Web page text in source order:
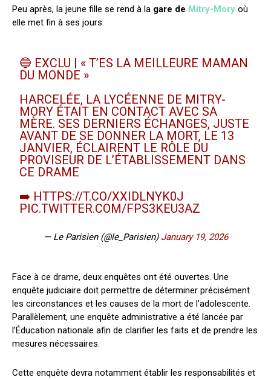
Peu après, la jeune fille se rend à la gare de Mitry-Mory où
elle met fin à ses jours.
🔵 EXCLU | « T’ES LA MEILLEURE MAMAN
DU MONDE »
HARCELÉE, LA LYCÉENNE DE MITRY-
MORY ÉTAIT EN CONTACT AVEC SA
MÈRE. SES DERNIERS ÉCHANGES, JUSTE
AVANT DE SE DONNER LA MORT, LE 13
JANVIER, ÉCLAIRENT LE RÔLE DU
PROVISEUR DE L’ÉTABLISSEMENT DANS
CE DRAME
➡️ HTTPS://T.CO/XXIDLNYK0J
PIC.TWITTER.COM/FPS3KEU3AZ
— Le Parisien (@le_Parisien) January 19, 2026
Face à ce drame, deux enquêtes ont été ouvertes. Une
enquête judiciaire doit permettre de déterminer précisément
les circonstances et les causes de la mort de l’adolescente.
Parallèlement, une enquête administrative a été lancée par
l’Éducation nationale afin de clarifier les faits et de prendre les
mesures nécessaires.
Cette enquête devra notamment établir les responsabilités et